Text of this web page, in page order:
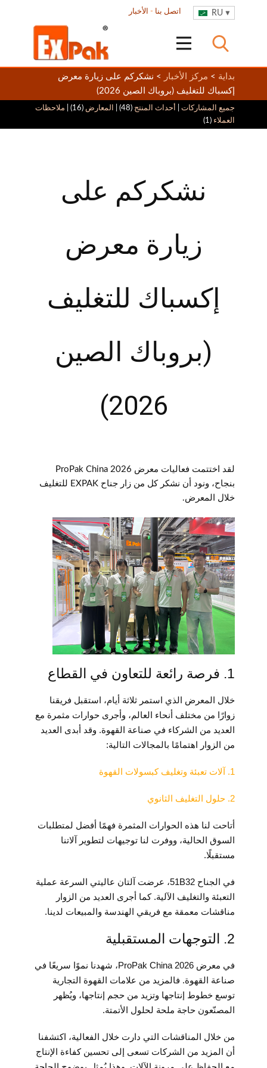
RU اتصل بنا - الأخبار
بداية > مركز الأخبار
> نشكركم على زيارة معرض
إكسباك للتغليف (بروباك الصين 2026)
جميع المشاركات أحداث المنتج (48) | المعارض (16) |
ملاحظات
العملاء (1)
نشكركم على
زيارة معرض
إكسباك للتغليف
(بروباك الصين
2026)
لقد اختتمت فعاليات معرض ProPak China 2026
بنجاح، ونود أن نشكر كل من زار جناح EXPAK للتغليف
خلال المعرض.
1. فرصة رائعة للتعاون في القطاع
خلال المعرض الذي استمر ثلاثة أيام، استقبل فريقنا
زوارًا من مختلف أنحاء العالم، وأجرى حوارات مثمرة مع
العديد من الشركاء في صناعة القهوة. وقد أبدى العديد
من الزوار اهتمامًا بالمجالات التالية:
1. آلات تعبئة وتغليف كبسولات القهوة
2. حلول التغليف الثانوي
أتاحت لنا هذه الحوارات المثمرة فهمًا أفضل لمتطلبات
السوق الحالية، ووفرت لنا توجيهات لتطوير آلاتنا
مستقبلًا.
في الجناح 51B32، عرضت آلتان عاليتي السرعة عملية
التعبئة والتغليف الآلية. كما أجرى العديد من الزوار
مناقشات معمقة مع فريقي الهندسة والمبيعات لدينا.
2. التوجهات المستقبلية
في معرض ProPak China 2026، شهدنا نموًا سريعًا في
صناعة القهوة. فالمزيد من علامات القهوة التجارية
توسع خطوط إنتاجها وتزيد من حجم إنتاجها، ويُظهر
المصنّعون حاجة ملحة لحلول الأتمتة.
من خلال المناقشات التي دارت خلال الفعالية، اكتشفنا
أن المزيد من الشركات تسعى إلى تحسين كفاءة الإنتاج